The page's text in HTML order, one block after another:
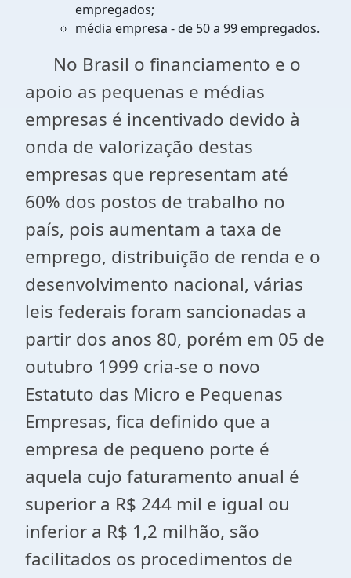
empregados;
média empresa - de 50 a 99 empregados.
No Brasil o financiamento e o
apoio as pequenas e médias
empresas é incentivado devido à
onda de valorização destas
empresas que representam até
60% dos postos de trabalho no
país, pois aumentam a taxa de
emprego, distribuição de renda e o
desenvolvimento nacional, várias
leis federais foram sancionadas a
partir dos anos 80, porém em 05 de
outubro 1999 cria-se o novo
Estatuto das Micro e Pequenas
Empresas, fica definido que a
empresa de pequeno porte é
aquela cujo faturamento anual é
superior a R$ 244 mil e igual ou
inferior a R$ 1,2 milhão, são
facilitados os procedimentos de